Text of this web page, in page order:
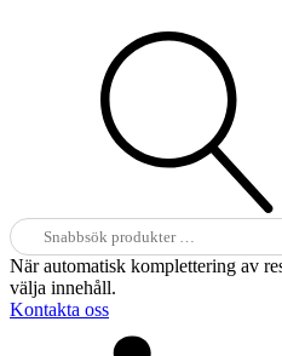
Sök
efter:
När automatisk komplettering av
välja innehåll.
Kontakta oss